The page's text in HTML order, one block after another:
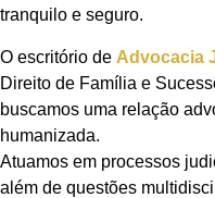
tranquilo e seguro.
O escritório de Advocacia
Direito de Família e
buscamos uma relação
humanizada.
Atuamos em processos
além de questões